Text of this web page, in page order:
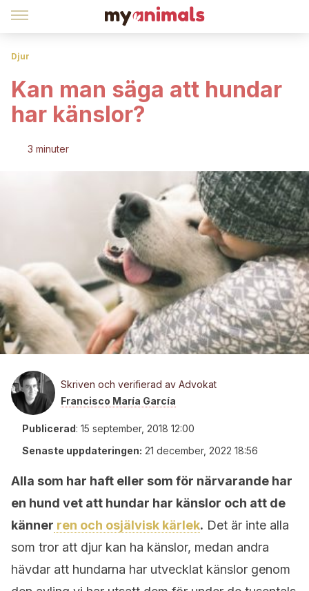
Djur
Kan man säga att hundar
har känslor?
3 minuter
Skriven och verifierad av Advokat
Francisco María García
Publicerad: 15 september, 2018 12:00
Senaste uppdateringen: 21 december, 2022 18:56
Alla som har haft eller som för närvarande har
en hund vet att hundar har känslor och att de
känner ren och osjälvisk kärlek. Det är inte alla
som tror att djur kan ha känslor, medan andra
hävdar att hundarna har utvecklat känslor genom